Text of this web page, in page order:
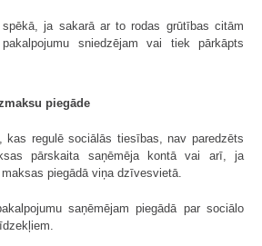
ja sakarā ar to rodas grūtības citām
sniedzējam vai tiek pārkāpts
piegāde
kas regulē sociālās tiesības, nav paredzēts
pārskaita saņēmēja kontā vai arī, ja
piegādā viņa dzīvesvietā.
saņēmējam piegādā par sociālo